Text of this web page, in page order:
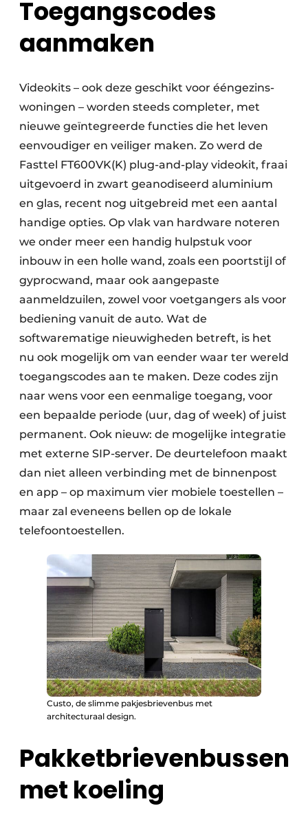
Toegangscodes
aanmaken
Videokits – ook deze geschikt voor ééngezins­
woningen – worden steeds completer, met
nieuwe geïntegreerde functies die het leven
eenvoudiger en veiliger maken. Zo werd de
Fasttel FT600VK(K) plug-and-play videokit, fraai
uitgevoerd in zwart geanodiseerd aluminium
en glas, recent nog uitgebreid met een aantal
handige opties. Op vlak van hardware noteren
we onder meer een handig hulpstuk voor
inbouw in een holle wand, zoals een poortstijl of
gyprocwand, maar ook aangepaste
aanmeldzuilen, zowel voor voetgangers als voor
bediening vanuit de auto. Wat de
softwarematige nieuwigheden betreft, is het
nu ook mogelijk om van eender waar ter wereld
toegangscodes aan te maken. Deze codes zijn
naar wens voor een eenmalige toegang, voor
een bepaalde periode (uur, dag of week) of juist
permanent. Ook nieuw: de mogelijke integratie
met externe SIP-server. De deurtelefoon maakt
dan niet alleen verbinding met de binnenpost
en app – op maximum vier mobiele toestellen –
maar zal eveneens bellen op de lokale
telefoontoestellen.
Custo, de slimme pakjesbrievenbus met
architecturaal design.
Pakketbrievenbussen
met koeling